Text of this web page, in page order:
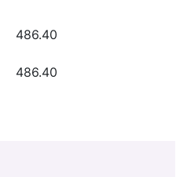
486.40
486.40